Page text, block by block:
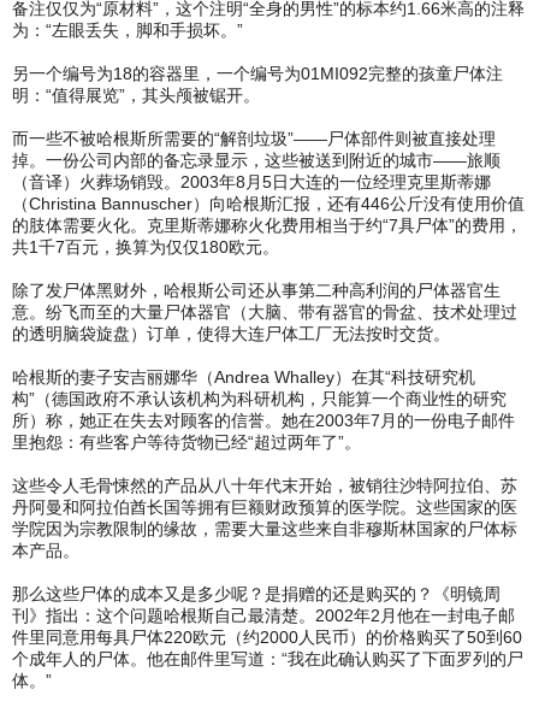
备注仅仅为“原材料”，这个注明“全身的男性”的标本约1.66米高的注释
为：“左眼丢失，脚和手损坏。”
另一个编号为18的容器里，一个编号为01MI092完整的孩童尸体注
明：“值得展览”，其头颅被锯开。
而一些不被哈根斯所需要的“解剖垃圾”——尸体部件则被直接处理
掉。一份公司内部的备忘录显示，这些被送到附近的城市——旅顺
（音译）火葬场销毁。2003年8月5日大连的一位经理克里斯蒂娜
（Christina Bannuscher）向哈根斯汇报，还有446公斤没有使用价值
的肢体需要火化。克里斯蒂娜称火化费用相当于约“7具尸体”的费用，
共1千7百元，换算为仅仅180欧元。
除了发尸体黑财外，哈根斯公司还从事第二种高利润的尸体器官生
意。纷飞而至的大量尸体器官（大脑、带有器官的骨盆、技术处理过
的透明脑袋旋盘）订单，使得大连尸体工厂无法按时交货。
哈根斯的妻子安吉丽娜华（Andrea Whalley）在其“科技研究机
构”（德国政府不承认该机构为科研机构，只能算一个商业性的研究
所）称，她正在失去对顾客的信誉。她在2003年7月的一份电子邮件
里抱怨：有些客户等待货物已经“超过两年了”。
这些令人毛骨悚然的产品从八十年代末开始，被销往沙特阿拉伯、苏
丹阿曼和阿拉伯酋长国等拥有巨额财政预算的医学院。这些国家的医
学院因为宗教限制的缘故，需要大量这些来自非穆斯林国家的尸体标
本产品。
那么这些尸体的成本又是多少呢？是捐赠的还是购买的？《明镜周
刊》指出：这个问题哈根斯自己最清楚。2002年2月他在一封电子邮
件里同意用每具尸体220欧元（约2000人民币）的价格购买了50到60
个成年人的尸体。他在邮件里写道：“我在此确认购买了下面罗列的尸
体。”